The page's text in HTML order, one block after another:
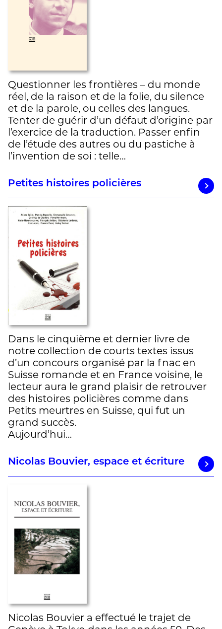
Questionner les frontières – du monde
réel, de la raison et de la folie, du silence
et de la parole, ou celles des langues.
Tenter de guérir d’un défaut d’origine par
l’exercice de la traduction. Passer enfin
de l’étude des autres ou du pastiche à
l’invention de soi : telle…
Petites histoires policières
Dans le cinquième et dernier livre de
notre collection de courts textes issus
d’un concours organisé par la fnac en
Suisse romande et en France voisine, le
lecteur aura le grand plaisir de retrouver
des histoires policières comme dans
Petits meurtres en Suisse, qui fut un
grand succès.
Aujourd’hui…
Nicolas Bouvier, espace et écriture
Nicolas Bouvier a effectué le trajet de